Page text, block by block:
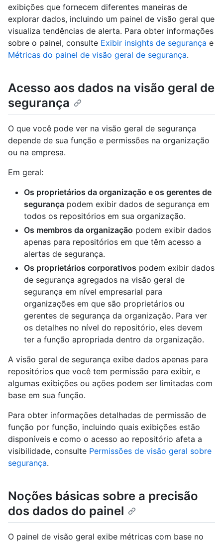
exibições que fornecem diferentes maneiras de
explorar dados, incluindo um painel de visão geral que
visualiza tendências de alerta. Para obter informações
sobre o painel, consulte Exibir insights de segurança e
Métricas do painel de visão geral de segurança.
Acesso aos dados na visão geral de
segurança
O que você pode ver na visão geral de segurança
depende de sua função e permissões na organização
ou na empresa.
Em geral:
Os proprietários da organização e os gerentes de
segurança podem exibir dados de segurança em
todos os repositórios em sua organização.
Os membros da organização podem exibir dados
apenas para repositórios em que têm acesso a
alertas de segurança.
Os proprietários corporativos podem exibir dados
de segurança agregados na visão geral de
segurança em nível empresarial para
organizações em que são proprietários ou
gerentes de segurança da organização. Para ver
os detalhes no nível do repositório, eles devem
ter a função apropriada dentro da organização.
A visão geral de segurança exibe dados apenas para
repositórios que você tem permissão para exibir, e
algumas exibições ou ações podem ser limitadas com
base em sua função.
Para obter informações detalhadas de permissão de
função por função, incluindo quais exibições estão
disponíveis e como o acesso ao repositório afeta a
visibilidade, consulte Permissões de visão geral sobre
segurança.
Noções básicas sobre a precisão
dos dados do painel
O painel de visão geral exibe métricas com base no